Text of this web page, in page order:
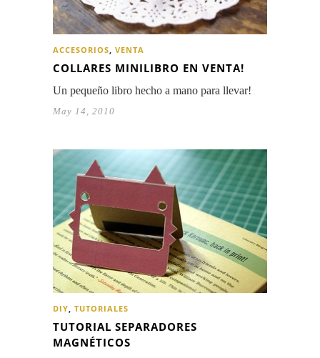
ACCESORIOS, VENTA
COLLARES MINILIBRO EN VENTA!
Un pequeño libro hecho a mano para llevar!
May 14, 2010
DIY, TUTORIALES
TUTORIAL SEPARADORES
MAGNÉTICOS